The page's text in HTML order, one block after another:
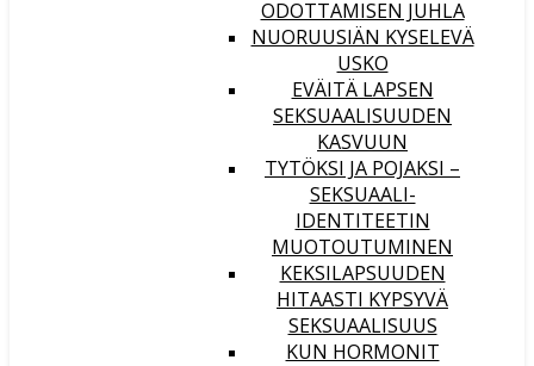
ODOTTAMISEN JUHLA
NUORUUSIÄN KYSELEVÄ
USKO
EVÄITÄ LAPSEN
SEKSUAALISUUDEN
KASVUUN
TYTÖKSI JA POJAKSI –
SEKSUAALI-
IDENTITEETIN
MUOTOUTUMINEN
KEKSILAPSUUDEN
HITAASTI KYPSYVÄ
SEKSUAALISUUS
KUN HORMONIT